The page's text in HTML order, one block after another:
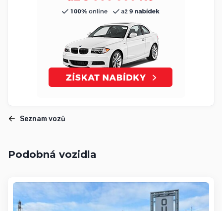
Seznam vozů
Podobná vozidla